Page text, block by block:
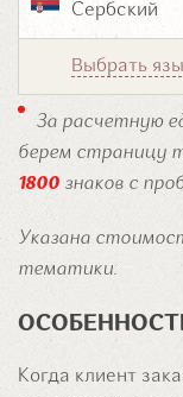
Сербский
Выбрать
За расчетную
берем страницу
1800 знаков с
Указана
тематики.
Когда клиент